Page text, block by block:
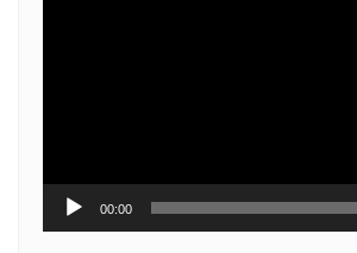
00:00